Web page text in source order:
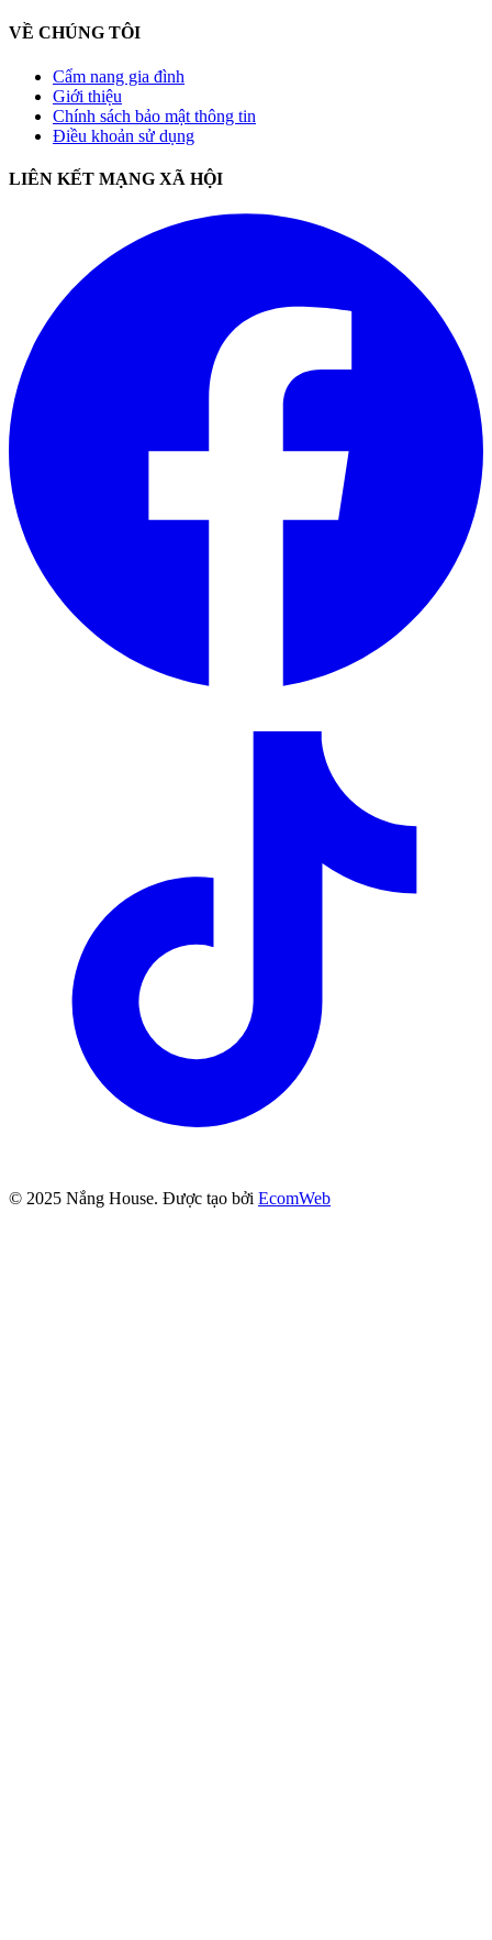
VỀ CHÚNG TÔI
Cẩm nang gia đình
Giới thiệu
Chính sách bảo mật thông tin
Điều khoản sử dụng
LIÊN KẾT MẠNG XÃ HỘI
© 2025 Nắng House. Được tạo bởi EcomWeb